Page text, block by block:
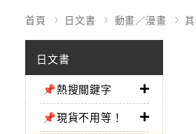
首頁 日文書 動畫／漫畫
日文書
📌熱搜關鍵字
📌現貨不用等！